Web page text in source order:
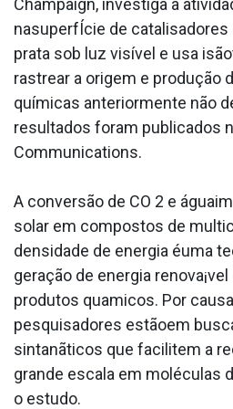
nasuperfÍcie de catalisadores
prata sob luz visível e usa
rastrear a origem e produção
químicas anteriormente não
resultados foram publicados
Communications.
A conversão de CO 2 e
solar em compostos de
densidade de energia éuma
geração de energia
produtos qua­micos. Por
pesquisadores estãoem
sintanãticos que facilitem a
grande escala em moléculas
o estudo.